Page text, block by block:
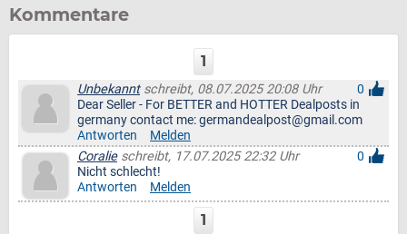
Kommentare
1
Unbekanntschreibt, 08.07.2025 20:08 Uhr
0
Dear Seller - For BETTER and HOTTER Dealposts in
germany contact me: germandealpost@gmail.com
Antworten
Melden
Coralieschreibt, 17.07.2025 22:32 Uhr
0
Nicht schlecht!
Antworten
Melden
1